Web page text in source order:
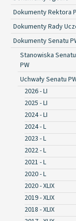
Dokumenty Rektora
Dokumenty Rady
Dokumenty Senatu
Stanowiska Senatu
PW
Uchwały Senatu
2026 - LI
2025 - LI
2024 - LI
2024 - L
2023 - L
2022 - L
2021 - L
2020 - L
2020 - XLIX
2019 - XLIX
2018 - XLIX